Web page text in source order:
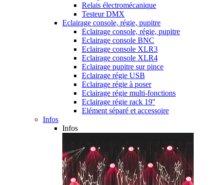
Relais électromécanique
Testeur DMX
Eclairage console, régie, pupitre
Eclairage console, régie, pupitre
Eclairage console BNC
Eclairage console XLR3
Eclairage console XLR4
Eclairage pupitre sur pince
Eclairage régie USB
Eclairage régie à poser
Eclairage régie multi-fonctions
Eclairage régie rack 19''
Elément séparé et accessoire
Infos
Infos